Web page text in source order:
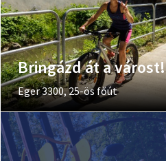
Bringázd át a várost!
Eger 3300, 25-ös főút